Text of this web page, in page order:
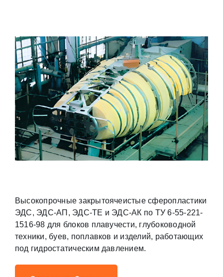
Высокопрочные закрытоячеистые сферопластики
ЭДС, ЭДС-АП, ЭДС-ТЕ и ЭДС-АК по ТУ 6-55-221-
1516-98 для блоков плавучести, глубоководной
техники, буев, поплавков и изделий, работающих
под гидростатическим давлением.